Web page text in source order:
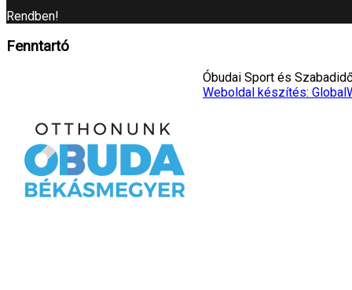
Rendben!
Fenntartó
Óbudai Sport és
Weboldal készítés: